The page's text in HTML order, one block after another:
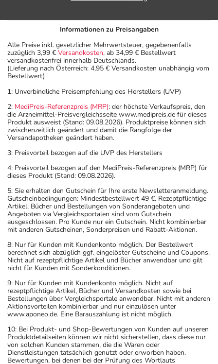
Informationen zu Preisangaben
Alle Preise inkl. gesetzlicher Mehrwertsteuer, gegebenenfalls
zuzüglich 3,99 € Versandkosten, ab 34,99 € Bestellwert
versandkostenfrei innerhalb Deutschlands.
(Lieferung nach Österreich: 4,95 € Versandkosten unabhängig vom
Bestellwert)
1: Unverbindliche Preisempfehlung des Herstellers (UVP)
2: MediPreis-Referenzpreis (MRP): der höchste Verkaufspreis, den
die Arzneimittel-Preisvergleichsseite www.medipreis.de für dieses
Produkt ausweist (Stand: 09.08.2026). Produktpreise können sich
zwischenzeitlich geändert und damit die Rangfolge der
Versandapotheken geändert haben.
3: Preisvorteil bezogen auf die UVP des Herstellers
4: Preisvorteil bezogen auf den MediPreis-Referenzpreis (MRP) für
dieses Produkt (Stand: 09.08.2026).
5: Sie erhalten den Gutschein für Ihre erste Newsletteranmeldung.
Gutscheinbedingungen: Mindestbestellwert 49 €. Rezeptpflichtige
Artikel, Bücher und Bestellungen von Sonderangeboten und
Angeboten via Vergleichsportalen sind vom Gutschein
ausgeschlossen. Pro Kunde nur ein Gutschein. Nicht kombinierbar
mit anderen Gutscheinen, Sonderpreisen und Rabatt-Aktionen.
8: Nur für Kunden mit Kundenkonto möglich. Der Bestellwert
berechnet sich abzüglich ggf. eingelöster Gutscheine und Coupons.
Nicht auf rezeptpflichtige Artikel und Bücher anwendbar und gilt
nicht für Kunden mit Sonderkonditionen.
9: Nur für Kunden mit Kundenkonto möglich. Nicht auf
rezeptpflichtige Artikel, Bücher und Versandkosten sowie bei
Bestellungen über Vergleichsportale anwendbar. Nicht mit anderen
Aktionsvorteilen kombinierbar und nur einzulösen unter
www.aponeo.de. Eine Barauszahlung ist nicht möglich.
10: Bei Produkt- und Shop-Bewertungen von Kunden auf unseren
Produktdetailseiten können wir nicht sicherstellen, dass diese nur
von solchen Kunden stammen, die die Waren oder
Dienstleistungen tatsächlich genutzt oder erworben haben.
Bewertungen, bei denen bei der Prüfung des Wortlauts